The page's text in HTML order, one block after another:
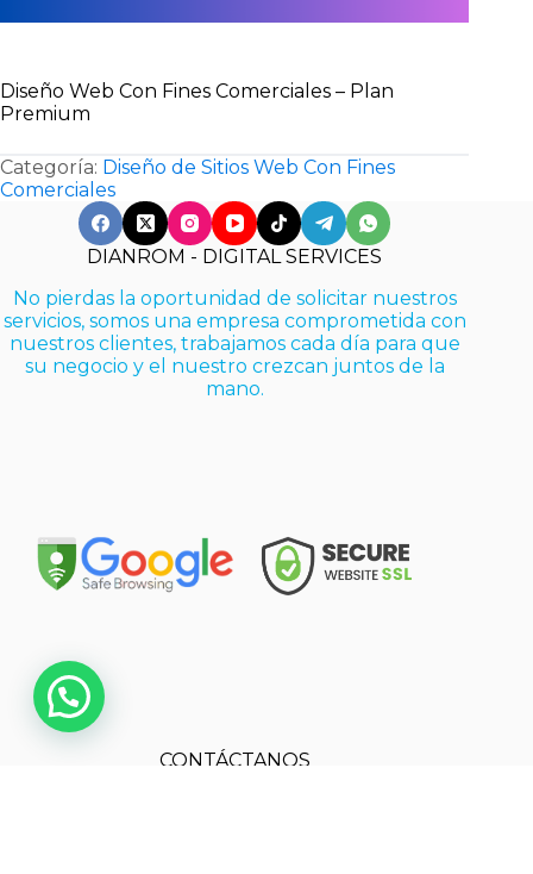
Diseño Web Con Fines Comerciales – Plan
Premium
Categoría: Diseño de Sitios Web Con Fines
Comerciales
DIANROM - DIGITAL SERVICES
No pierdas la oportunidad de solicitar nuestros
servicios, somos una empresa comprometida con
nuestros clientes, trabajamos cada día para que
su negocio y el nuestro crezcan juntos de la
mano.
CONTÁCTANOS